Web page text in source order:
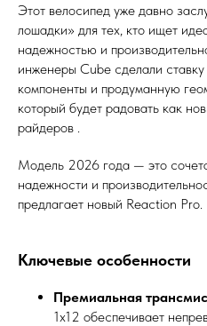
Этот велосипед уже давно
лошадки» для тех, кто ищет
надежностью и
инженеры Cube сделали
компоненты и продуманную
который будет радовать как
райдеров .
Модель 2026 года — это
надежности и
предлагает новый Reaction Pro.
Ключевые особенности
Премиальная
1x12 обеспечивает